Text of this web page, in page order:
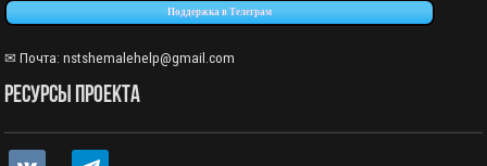
Поддержка в Телеграм
✉ Почта: nstshemalehelp@gmail.com
РЕСУРСЫ ПРОЕКТА
vkontakte telegram